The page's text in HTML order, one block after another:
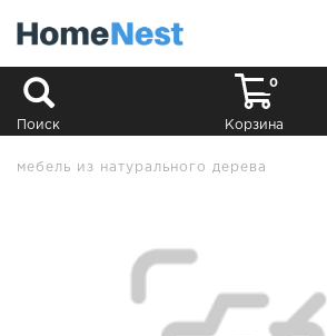
Поиск
0
Корзина
мебель из натурального дерева